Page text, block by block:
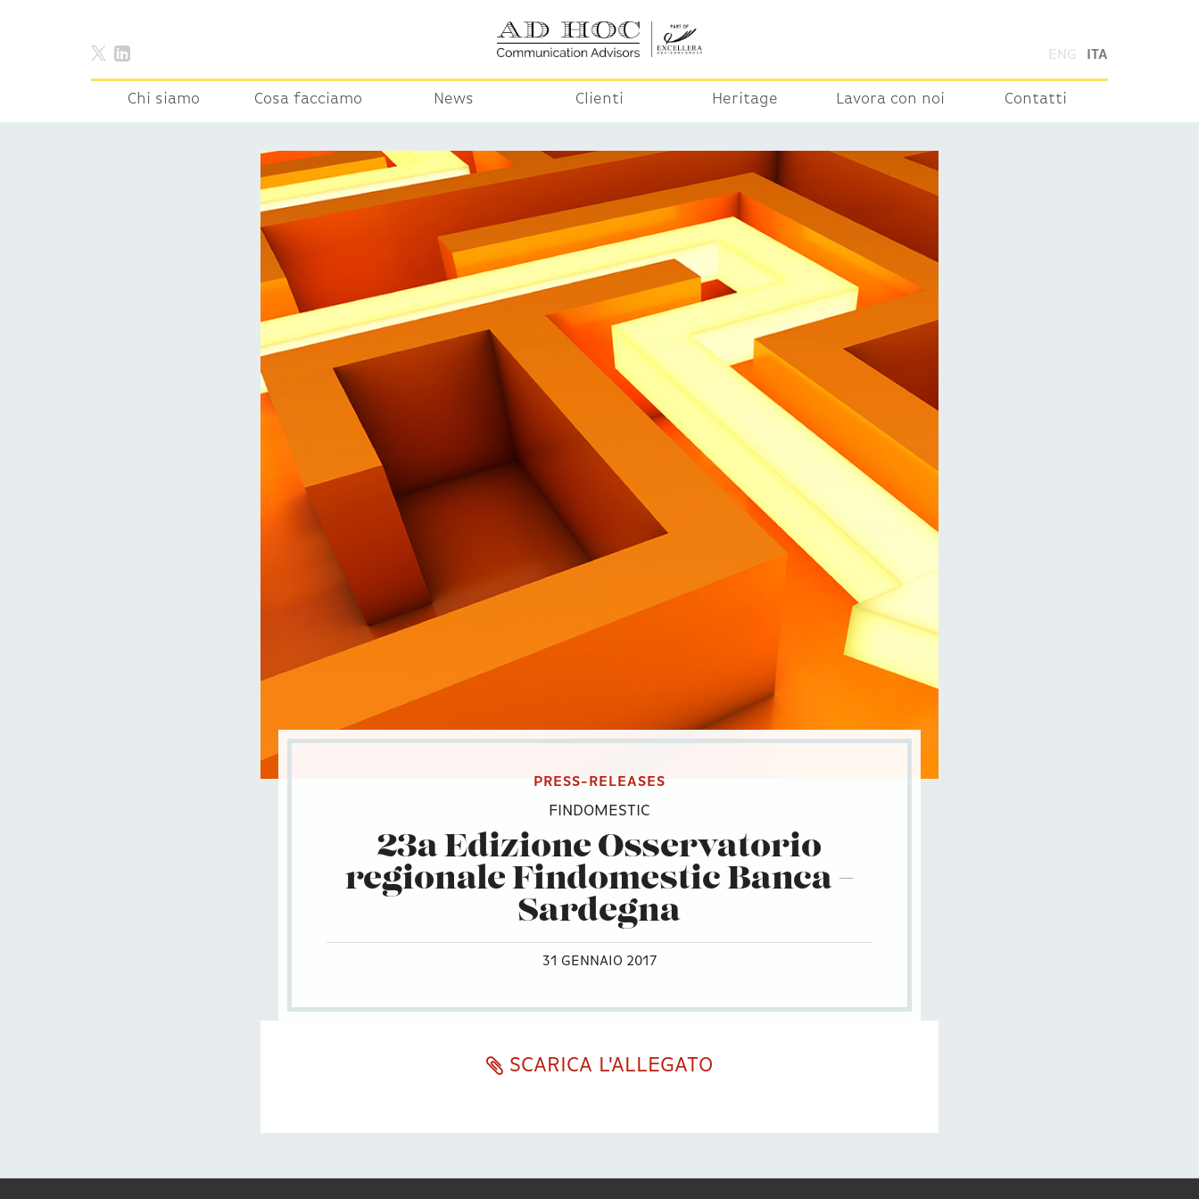
ENG ITA
Chi siamo Cosa facciamo News Clienti Heritage Lavora con noi Contatti
PRESS-RELEASES
FINDOMESTIC
23a Edizione Osservatorio
regionale Findomestic Banca –
Sardegna
31 GENNAIO 2017
SCARICA L'ALLEGATO